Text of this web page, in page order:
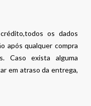
os dados
após qualquer compra
Caso exista alguma
em atraso da entrega,